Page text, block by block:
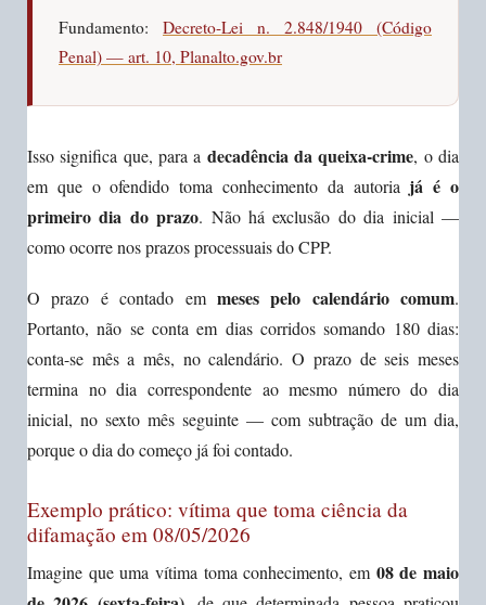
Fundamento: Decreto-Lei n. 2.848/1940 (Código
Penal) — art. 10, Planalto.gov.br
Isso significa que, para a decadência da queixa-crime, o dia
em que o ofendido toma conhecimento da autoria já é o
primeiro dia do prazo. Não há exclusão do dia inicial —
como ocorre nos prazos processuais do CPP.
O prazo é contado em meses pelo calendário comum.
Portanto, não se conta em dias corridos somando 180 dias:
conta-se mês a mês, no calendário. O prazo de seis meses
termina no dia correspondente ao mesmo número do dia
inicial, no sexto mês seguinte — com subtração de um dia,
porque o dia do começo já foi contado.
Exemplo prático: vítima que toma ciência da
difamação em 08/05/2026
Imagine que uma vítima toma conhecimento, em 08 de maio